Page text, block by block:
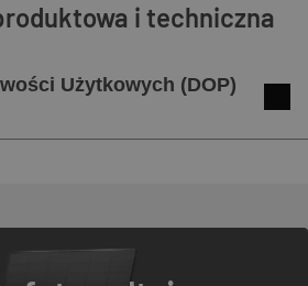
Podgląd
i techniczna
Użytkowych (DOP)